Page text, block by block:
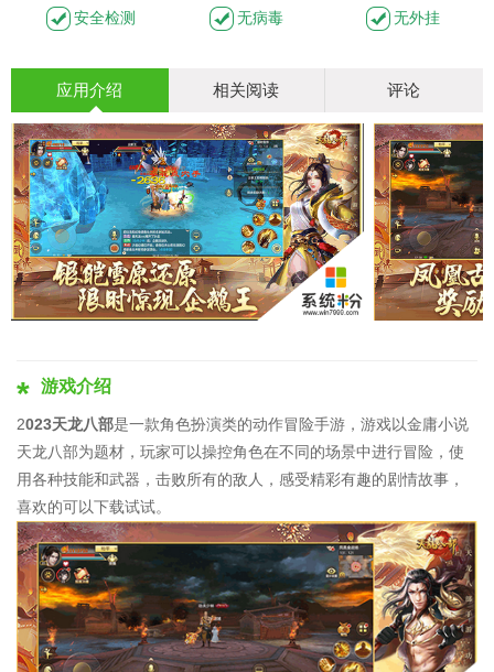
安全检测 无病毒 无外挂
应用介绍 相关阅读 评论
游戏介绍
2023天龙八部是一款角色扮演类的动作冒险手游，游戏以金庸小说
天龙八部为题材，玩家可以操控角色在不同的场景中进行冒险，使
用各种技能和武器，击败所有的敌人，感受精彩有趣的剧情故事，
喜欢的可以下载试试。